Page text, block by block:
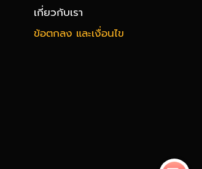
เกี่ยวกับเรา
ข้อตกลง และเงื่อนไข